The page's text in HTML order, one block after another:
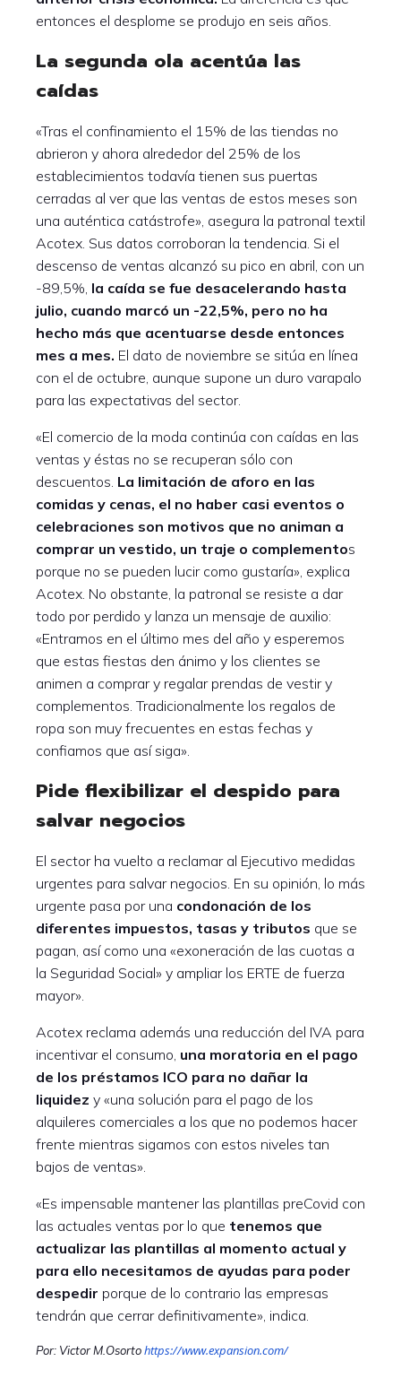
entonces el desplome se produjo en seis años.
La segunda ola acentúa las
caídas
«Tras el confinamiento el 15% de las tiendas no
abrieron y ahora alrededor del 25% de los
establecimientos todavía tienen sus puertas
cerradas al ver que las ventas de estos meses son
una auténtica catástrofe», asegura la patronal textil
Acotex. Sus datos corroboran la tendencia. Si el
descenso de ventas alcanzó su pico en abril, con un
-89,5%, la caída se fue desacelerando hasta
julio, cuando marcó un -22,5%, pero no ha
hecho más que acentuarse desde entonces
mes a mes. El dato de noviembre se sitúa en línea
con el de octubre, aunque supone un duro varapalo
para las expectativas del sector.
«El comercio de la moda continúa con caídas en las
ventas y éstas no se recuperan sólo con
descuentos. La limitación de aforo en las
comidas y cenas, el no haber casi eventos o
celebraciones son motivos que no animan a
comprar un vestido, un traje o complementos
porque no se pueden lucir como gustaría», explica
Acotex. No obstante, la patronal se resiste a dar
todo por perdido y lanza un mensaje de auxilio:
«Entramos en el último mes del año y esperemos
que estas fiestas den ánimo y los clientes se
animen a comprar y regalar prendas de vestir y
complementos. Tradicionalmente los regalos de
ropa son muy frecuentes en estas fechas y
confiamos que así siga».
Pide flexibilizar el despido para
salvar negocios
El sector ha vuelto a reclamar al Ejecutivo medidas
urgentes para salvar negocios. En su opinión, lo más
urgente pasa por una condonación de los
diferentes impuestos, tasas y tributos que se
pagan, así como una «exoneración de las cuotas a
la Seguridad Social» y ampliar los ERTE de fuerza
mayor».
Acotex reclama además una reducción del IVA para
incentivar el consumo, una moratoria en el pago
de los préstamos ICO para no dañar la
liquidez y «una solución para el pago de los
alquileres comerciales a los que no podemos hacer
frente mientras sigamos con estos niveles tan
bajos de ventas».
«Es impensable mantener las plantillas preCovid con
las actuales ventas por lo que tenemos que
actualizar las plantillas al momento actual y
para ello necesitamos de ayudas para poder
despedir porque de lo contrario las empresas
tendrán que cerrar definitivamente», indica.
Por: Victor M.Osortohttps://www.expansion.com/